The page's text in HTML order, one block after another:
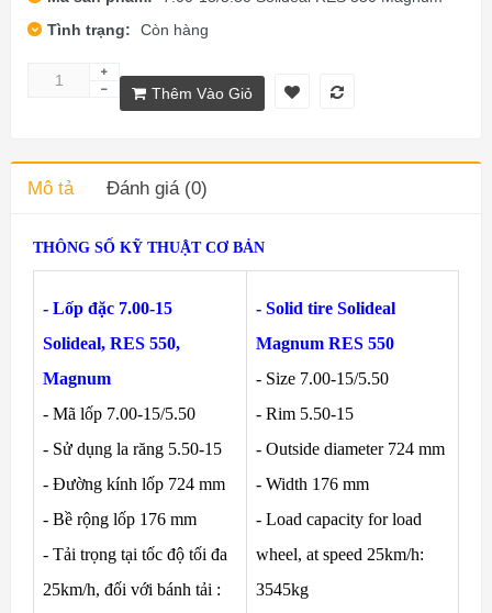
Tình trạng:
Còn hàng
Thêm Vào Giỏ
Mô tả Đánh giá (0)
THÔNG SỐ KỸ THUẬT CƠ BẢN
- Lốp đặc 7.00-15
Solideal, RES 550,
Magnum
- Mã lốp 7.00-15/5.50
- Sử dụng la răng 5.50-15
- Đường kính lốp 724 mm
- Bề rộng lốp 176 mm
- Tải trọng tại tốc độ tối đa
25km/h, đối với bánh tải :
- Solid tire Solideal
Magnum RES 550
- Size 7.00-15/5.50
- Rim 5.50-15
- Outside diameter 724 mm
- Width 176 mm
- Load capacity for load
wheel, at speed 25km/h:
3545kg